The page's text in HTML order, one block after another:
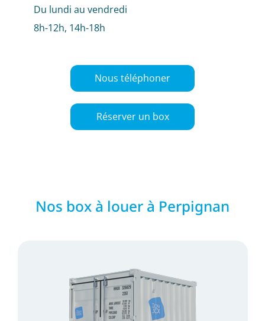
Du lundi au vendredi
8h-12h, 14h-18h
Nous téléphoner
Réserver un box
Nos box à louer à Perpignan